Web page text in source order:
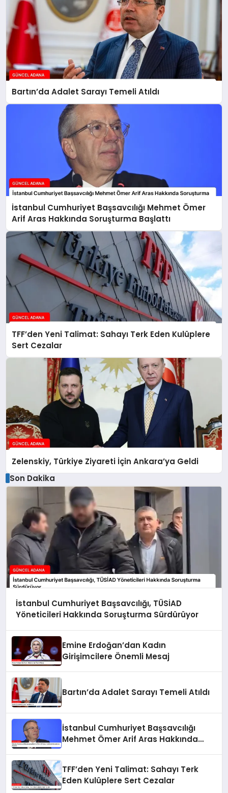
Bartın’da Adalet Sarayı Temeli Atıldı
İstanbul Cumhuriyet Başsavcılığı Mehmet Ömer
Arif Aras Hakkında Soruşturma Başlattı
TFF’den Yeni Talimat: Sahayı Terk Eden Kulüplere
Sert Cezalar
Zelenskiy, Türkiye Ziyareti İçin Ankara’ya Geldi
Son Dakika
İstanbul Cumhuriyet Başsavcılığı, TÜSİAD
Yöneticileri Hakkında Soruşturma Sürdürüyor
Emine Erdoğan’dan Kadın
Girişimcilere Önemli Mesaj
Bartın’da Adalet Sarayı Temeli Atıldı
İstanbul Cumhuriyet Başsavcılığı
Mehmet Ömer Arif Aras Hakkında
TFF’den Yeni Talimat: Sahayı Terk
Eden Kulüplere Sert Cezalar